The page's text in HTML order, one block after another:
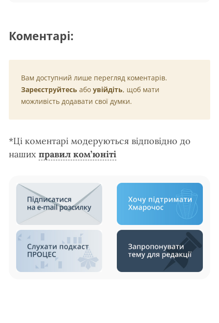
Коментарі:
Вам доступний лише перегляд коментарів.
Зареєструйтесь або увійдіть, щоб мати
можливість додавати свої думки.
*Ці коментарі модеруються відповідно до
наших правил ком’юніті